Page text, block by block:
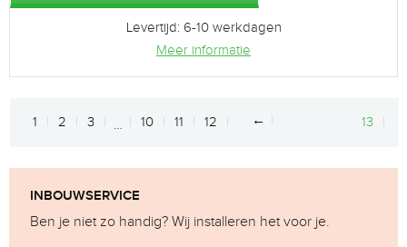
Levertijd: 6-10 werkdagen
Meer informatie
←
1 2 3 … 10 11 12 13
INBOUWSERVICE
Ben je niet zo handig? Wij installeren het voor je.